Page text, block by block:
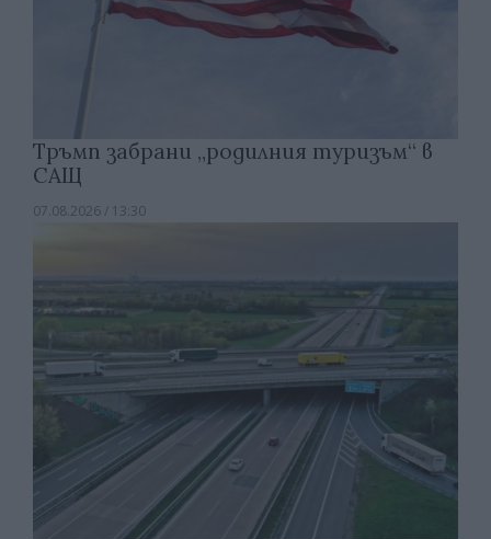
Тръмп забрани „родилния туризъм“ в
САЩ
07.08.2026 / 13:30